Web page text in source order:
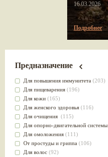
16.03.2026
Подробнее
Предназначение
Для повышения иммунитета (203)
Для пищеварения (196)
Для кожи (165)
Для женского здоровья (116)
Для очищения (115)
Для опорно-двигательной системы
Для омоложения (111)
От простуды и гриппа (106)
Для волос (92)